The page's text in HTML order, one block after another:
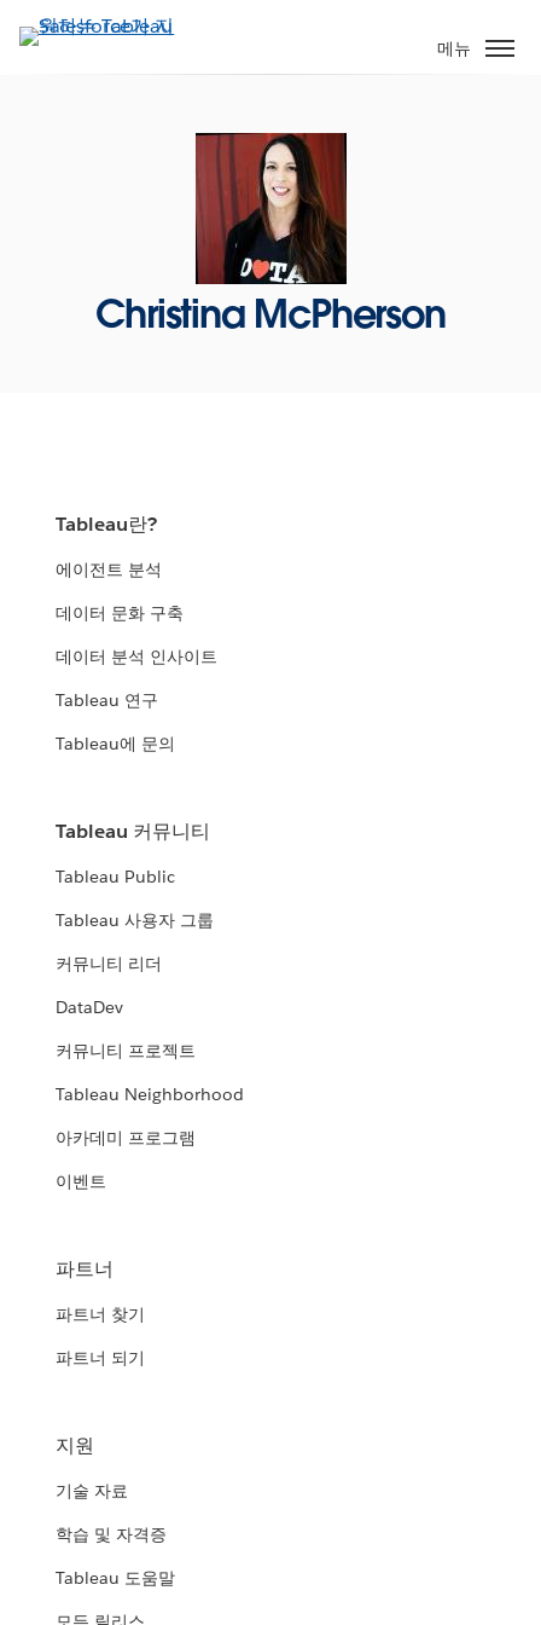
요
메뉴
Christina McPherson
Tableau란?
에이전트 분석
데이터 문화 구축
데이터 분석 인사이트
Tableau 연구
Tableau에 문의
Tableau 커뮤니티
Tableau Public
Tableau 사용자 그룹
커뮤니티 리더
DataDev
커뮤니티 프로젝트
Tableau Neighborhood
아카데미 프로그램
이벤트
파트너
파트너 찾기
파트너 되기
지원
기술 자료
학습 및 자격증
Tableau 도움말